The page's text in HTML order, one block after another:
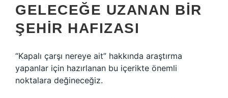
GELECEĞE UZANAN BIR
ŞEHIR HAFIZASI
“Kapalı çarşı nereye ait” hakkında araştırma
yapanlar için hazırlanan bu içerikte önemli
noktalara değineceğiz.